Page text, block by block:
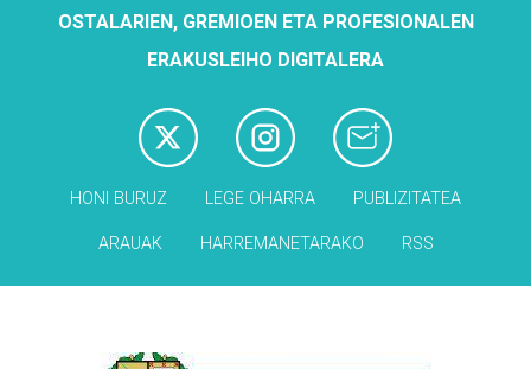
OSTALARIEN, GREMIOEN ETA PROFESIONALEN
ERAKUSLEIHO DIGITALERA
HONI BURUZ LEGE OHARRA PUBLIZITATEA
ARAUAK HARREMANETARAKO RSS